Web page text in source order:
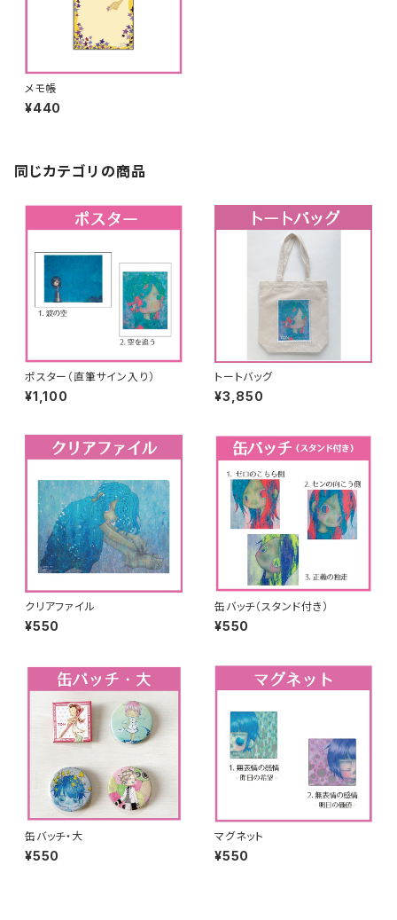
メモ帳
¥440
同じカテゴリの商品
ポスター（直筆サイン入り）
¥1,100
トートバッグ
¥3,850
クリアファイル
¥550
缶バッチ（スタンド付き）
¥550
缶バッチ・大
¥550
マグネット
¥550